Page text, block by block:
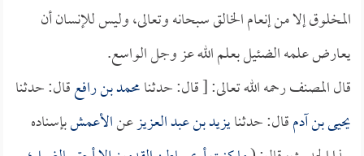
المخلوق إلا من إنعام الخالق سبحانه وتعالى، وليس للإنسان أن
يعارض علمه الضئيل بعلم الله عز وجل الواسع.
قال المصنف رحمه الله تعالى: [ قال: حدثنامحمد بن رافعقال: حدثنا
يحيى بن آدمقال: حدثنايزيد بن عبد العزيزعنالأعمشبإسناده